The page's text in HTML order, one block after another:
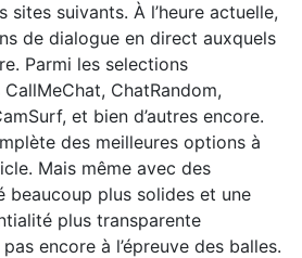
sites suivants. À l’heure actuelle,
de dialogue en direct auxquels
Parmi les selections
ChatRandom,
et bien d’autres encore.
des meilleures options à
Mais même avec des
beaucoup plus solides et une
plus transparente
pas encore à l’épreuve des balles.